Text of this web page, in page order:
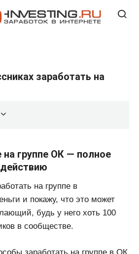
заработать на
на группе ОК — полное
на группе в
и покажу, что это может
будь у него хоть 100
в сообществе.